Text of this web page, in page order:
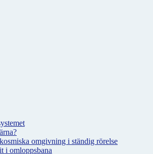
omgivning i ständig rörelse
i omloppsbana